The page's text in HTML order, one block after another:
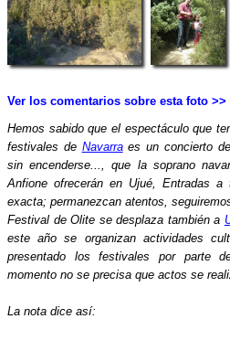
Ver los comentarios sobre esta foto >>
Hemos sabido que el espectáculo que
festivales de Navarraes un concierto de
sin encenderse..., que la soprano
Anfione ofrecerán en Ujué, Entradas
exacta; permanezcan atentos,
Festival de Olite se desplaza también a
este año se organizan actividades
presentado los festivales por parte
momento no se precisa que actos se
La nota dice así: